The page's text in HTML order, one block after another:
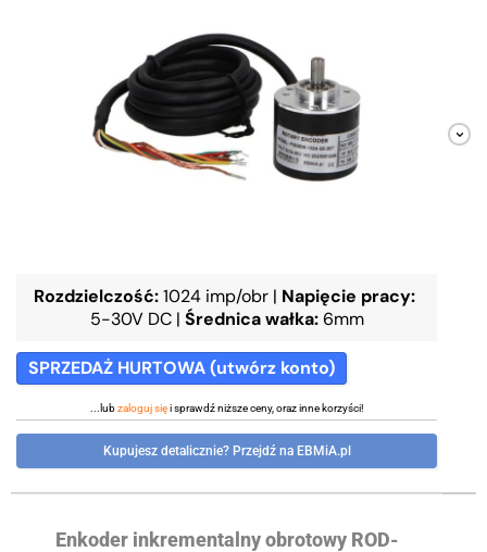
Rozdzielczość:1024 imp/obr | Napięcie pracy:
5-30V DC | Średnica wałka: 6mm
SPRZEDAŻ HURTOWA (utwórz konto)
...lubzaloguj sięi sprawdź niższe ceny, oraz inne korzyści!
Kupujesz detalicznie? Przejdź na EBMiA.pl
Enkoder inkrementalny obrotowy ROD-